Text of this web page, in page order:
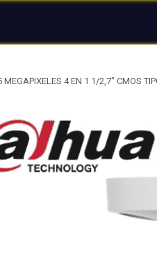
4 EN 1 1/2,7" CMOS